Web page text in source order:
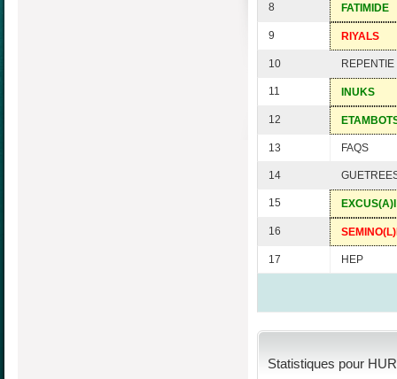
8 FATIMIDE
9 RIYALS
10 REPENTIE
11 INUKS
12
13 FAQS
14
15 EXCUS(A)I
16
17 HEP
Statistiques pour